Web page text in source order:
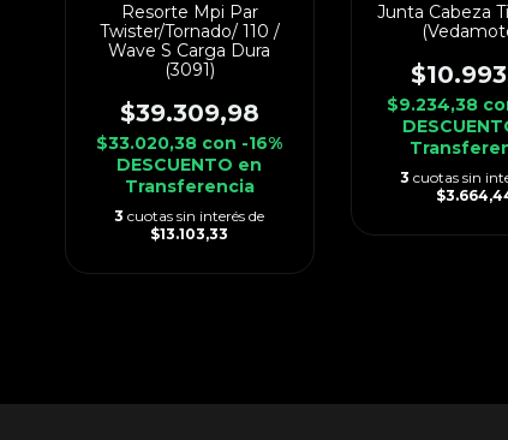
Resorte Mpi Par
Twister/Tornado/ 110 /
Wave S Carga Dura
(3091)
$39.309,98
$33.020,38 con -16%
DESCUENTO en
Transferencia
3 cuotas sin interés de
$13.103,33
Junta Cabeza
$9.234,38
3 cuotas sin